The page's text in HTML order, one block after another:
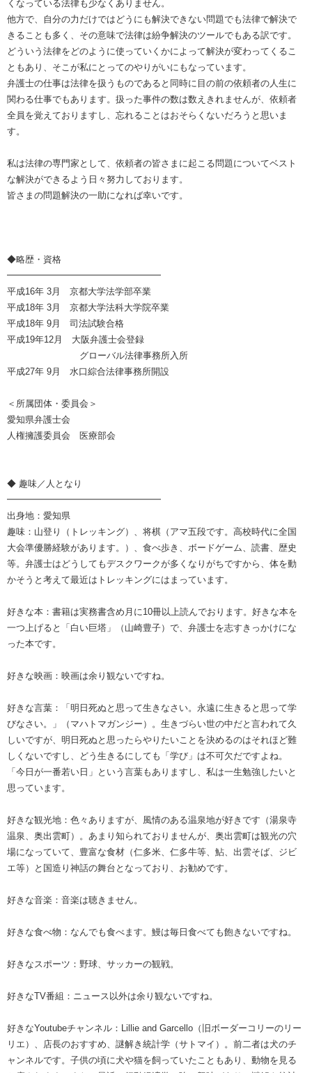
くなっている法律も少なくありません。
他方で、自分の力だけではどうにも解決できない問題でも法律で解決で
きることも多く、その意味で法律は紛争解決のツールでもある訳です。
どういう法律をどのように使っていくかによって解決が変わってくるこ
ともあり、そこが私にとってのやりがいにもなっています。
弁護士の仕事は法律を扱うものであると同時に目の前の依頼者の人生に
関わる仕事でもあります。扱った事件の数は数えきれませんが、依頼者
全員を覚えておりますし、忘れることはおそらくないだろうと思いま
す。
私は法律の専門家として、依頼者の皆さまに起こる問題についてベスト
な解決ができるよう日々努力しております。
皆さまの問題解決の一助になれば幸いです。
◆略歴・資格
━━━━━━━━━━━━━━━━━
平成16年 3月 京都大学法学部卒業
平成18年 3月 京都大学法科大学院卒業
平成18年 9月 司法試験合格
平成19年12月 大阪弁護士会登録
グローバル法律事務所入所
平成27年 9月 水口綜合法律事務所開設
＜所属団体・委員会＞
愛知県弁護士会
人権擁護委員会 医療部会
◆ 趣味／人となり
━━━━━━━━━━━━━━━━━
出身地：愛知県
趣味：山登り（トレッキング）、将棋（アマ五段です。高校時代に全国
大会準優勝経験があります。）、食べ歩き、ボードゲーム、読書、歴史
等。弁護士はどうしてもデスクワークが多くなりがちですから、体を動
かそうと考えて最近はトレッキングにはまっています。
好きな本：書籍は実務書含め月に10冊以上読んでおります。好きな本を
一つ上げると「白い巨塔」（山崎豊子）で、弁護士を志すきっかけにな
った本です。
好きな映画：映画は余り観ないですね。
好きな言葉：「明日死ぬと思って生きなさい。永遠に生きると思って学
びなさい。」（マハトマガンジー）。生きづらい世の中だと言われて久
しいですが、明日死ぬと思ったらやりたいことを決めるのはそれほど難
しくないですし、どう生きるにしても「学び」は不可欠だですよね。
「今日が一番若い日」という言葉もありますし、私は一生勉強したいと
思っています。
好きな観光地：色々ありますが、風情のある温泉地が好きです（湯泉寺
温泉、奥出雲町）。あまり知られておりませんが、奥出雲町は観光の穴
場になっていて、豊富な食材（仁多米、仁多牛等、鮎、出雲そば、ジビ
エ等）と国造り神話の舞台となっており、お勧めです。
好きな音楽：音楽は聴きません。
好きな食べ物：なんでも食べます。鰻は毎日食べても飽きないですね。
好きなスポーツ：野球、サッカーの観戦。
好きなTV番組：ニュース以外は余り観ないですね。
好きなYoutubeチャンネル：Lillie and Garcello（旧ボーダーコリーのリー
リエ）、店長のおすすめ、謎解き統計学（サトマイ）。前二者は犬のチ
ャンネルです。子供の頃に犬や猫を飼っていたこともあり、動物を見る